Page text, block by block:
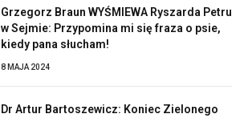
Grzegorz Braun WYŚMIEWA Ryszarda Petru
w Sejmie: Przypomina mi się fraza o psie,
kiedy pana słucham!
8 MAJA 2024
Dr Artur Bartoszewicz: Koniec Zielonego